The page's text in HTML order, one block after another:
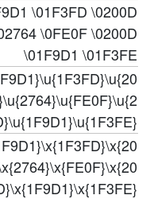
\01F3FD \0200D
\0FE0F \0200D
\01F9D1 \01F3FE